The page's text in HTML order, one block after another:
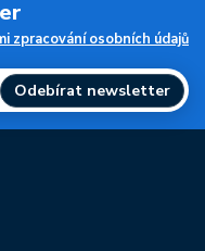
zpracování osobních údajů
Odebírat newsletter